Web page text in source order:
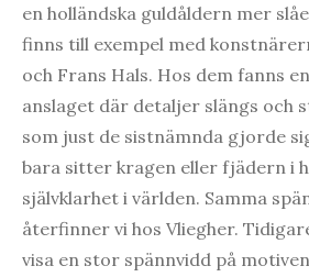
en holländska guldåldern mer
finns till exempel med
och Frans Hals. Hos dem fanns
anslaget där detaljer slängs och
som just de sistnämnda gjorde
bara sitter kragen eller fjädern i
självklarhet i världen. Samma
återfinner vi hos Vliegher.
visa en stor spännvidd på